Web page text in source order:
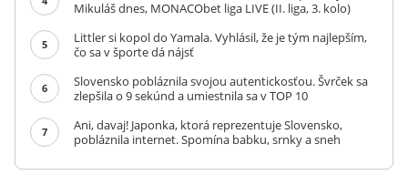
Mikuláš dnes, MONACObet liga LIVE (II. liga, 3. kolo)
5
Littler si kopol do Yamala. Vyhlásil, že je tým najlepším,
čo sa v športe dá nájsť
6
Slovensko pobláznila svojou autentickosťou. Švrček sa
zlepšila o 9 sekúnd a umiestnila sa v TOP 10
7
Ani, davaj! Japonka, ktorá reprezentuje Slovensko,
pobláznila internet. Spomína babku, srnky a sneh